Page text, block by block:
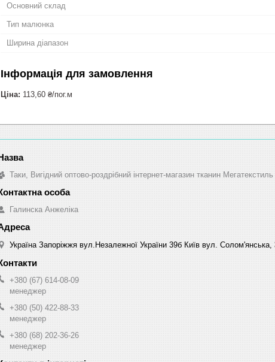
Основний склад
Тип малюнка
Ширина діапазон
Інформація для замовлення
Ціна: 113,60 ₴/пог.м
Таки, Вигідний оптово-роздрібний інтернет-магазин тканин Мегатекстиль
Галинска Анжеліка
Україна Запоріжжя вул.Незалежної України 39б Київ вул.
+380 (67) 614-08-09
менеджер
+380 (50) 422-88-33
менеджер
+380 (68) 202-36-26
менеджер